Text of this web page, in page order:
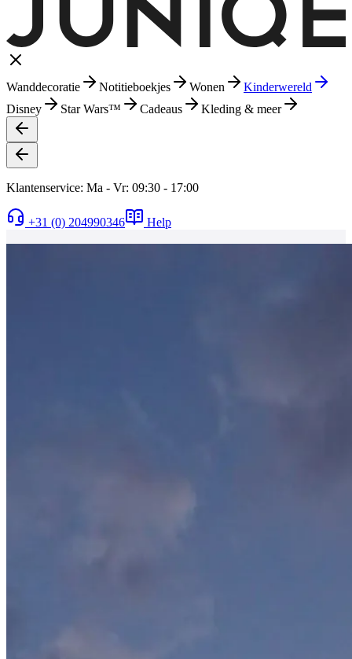
Wanddecoratie Notitieboekjes Wonen
Kinderwereld
Disney
Star Wars™ Cadeaus Kleding & meer
Klantenservice: Ma - Vr: 09:30 - 17:00
+31 (0) 204990346 Help